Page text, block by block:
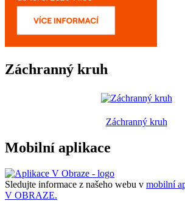
Záchranný kruh
Záchranný kruh
Mobilní aplikace
Sledujte informace z našeho webu v mobilní
V OBRAZE.